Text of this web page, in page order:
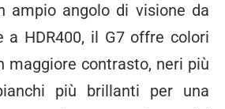
ampio angolo di visione da
a HDR400, il G7 offre colori
maggiore contrasto, neri più
più brillanti per una